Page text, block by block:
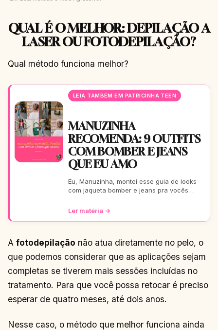
QUAL É O MELHOR: DEPILAÇÃO A
LASER OU FOTODEPILAÇÃO?
Qual método funciona melhor?
LEIA TAMBÉM EM PATRICINHA TEEN
MANUZINHA
RECOMENDA: 9 OUTFITS
COM BOMBER E JEANS
QUE EU AMO
Eu, Manuzinha, montei esse guia de looks
com jaqueta bomber e jeans pra vocês
Tudo testado e aprova
Ler matéria →
A fotodepilação não atua diretamente no pelo, o
que podemos considerar que as aplicações sejam
completas se tiverem mais sessões incluídas no
tratamento. Para que você possa retocar é preciso
esperar de quatro meses, até dois anos.
Nesse caso, o método que melhor funciona ainda